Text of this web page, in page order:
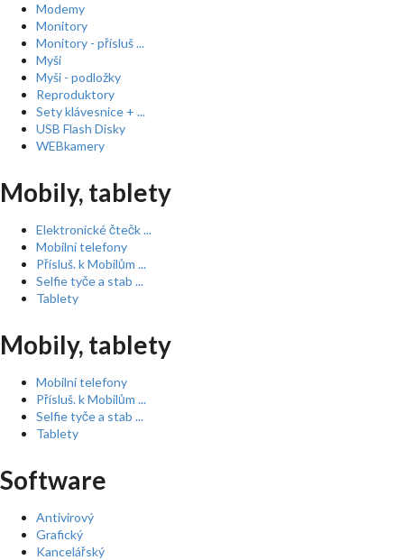
Modemy
Monitory
Monitory - přísluš ...
Myši
Myši - podložky
Reproduktory
Sety klávesnice + ...
USB Flash Disky
WEBkamery
Mobily, tablety
Elektronické čtečk ...
Mobilní telefony
Přísluš. k Mobilům ...
Selfie tyče a stab ...
Tablety
Mobily, tablety
Mobilní telefony
Přísluš. k Mobilům ...
Selfie tyče a stab ...
Tablety
Software
Antivirový
Grafický
Kancelářský